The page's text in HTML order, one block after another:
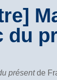
du
présentde